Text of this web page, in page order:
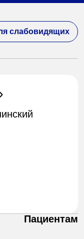
слабовидящих
Пациентам